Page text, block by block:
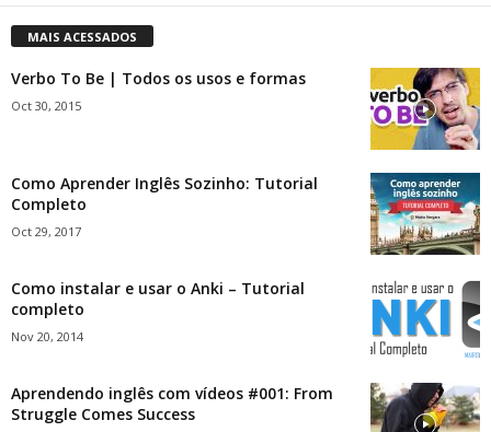
MAIS ACESSADOS
Verbo To Be | Todos os usos e formas
Oct 30, 2015
Como Aprender Inglês Sozinho: Tutorial
Completo
Oct 29, 2017
Como instalar e usar o Anki – Tutorial
completo
Nov 20, 2014
Aprendendo inglês com vídeos #001: From
Struggle Comes Success